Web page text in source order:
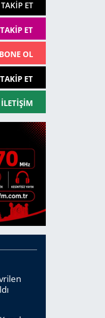
TAKIP ET
TAKIP ET
OL
TAKIP ET
İLETIŞIM